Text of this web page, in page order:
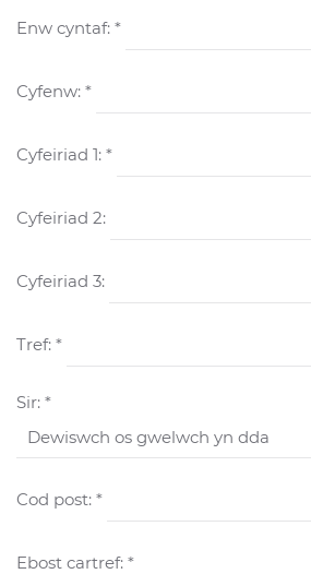
Enw cyntaf: *
Cyfenw: *
Cyfeiriad 1: *
Cyfeiriad 2:
Cyfeiriad 3:
Tref: *
Sir: *
Cod post: *
Ebost cartref: *